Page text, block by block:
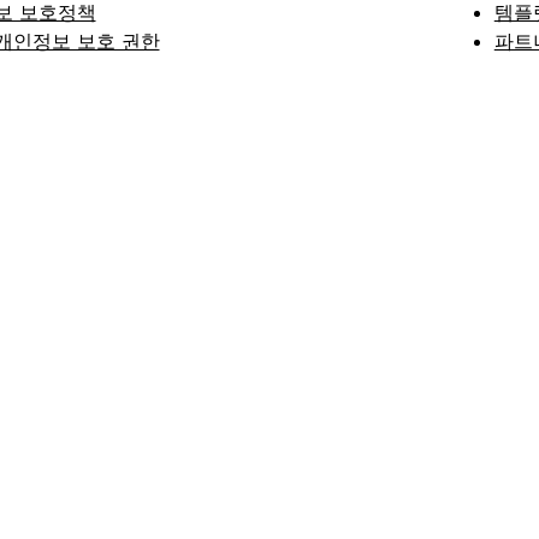
보호정책
인정보 보호 권한
템플
파트